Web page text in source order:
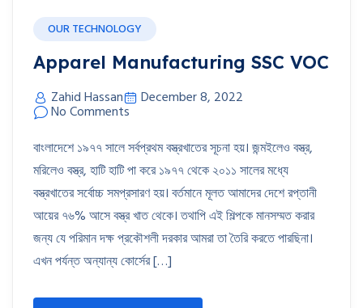
OUR TECHNOLOGY
Apparel Manufacturing SSC VOC
Zahid Hassan December 8, 2022
No Comments
বাংলাদেশে ১৯৭৭ সালে সর্বপ্রথম বস্ত্রখাতের সূচনা হয়। জন্মইলেও বস্ত্র,
মরিলেও বস্ত্র, হাটি হাটি পা করে ১৯৭৭ থেকে ২০১১ সালের মধ্যে
বস্ত্রখাতের সর্বোচ্চ সমপ্রসারণ হয়। বর্তমানে মূলত আমাদের দেশে রপ্তানী
আয়ের ৭৬% আসে বস্ত্র খাত থেকে। তথাপি এই শিল্পকে মানসম্মত করার
জন্য যে পরিমান দক্ষ প্রকৌশলী দরকার আমরা তা তৈরি করতে পারছিনা।
এখন পর্যন্ত অন্যান্য কোর্সের […]